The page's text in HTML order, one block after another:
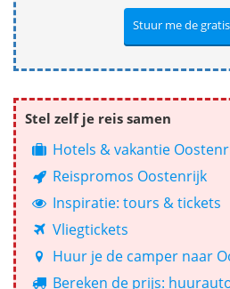
Stel zelf je reis samen
Hotels & vakantie
Reispromos Oostenrijk
Inspiratie: tours & tickets
Vliegtickets
Huur je de camper naar
Bereken de prijs: